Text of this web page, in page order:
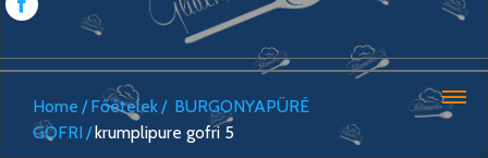
Home Főételek
BURGONYAPÜRÉ
GOFRI
krumplipure gofri 5